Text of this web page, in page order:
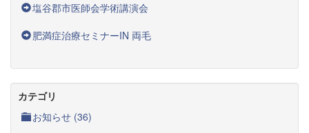
塩谷郡市医師会学術講演会
肥満症治療セミナーIN 両毛
カテゴリ
お知らせ (36)